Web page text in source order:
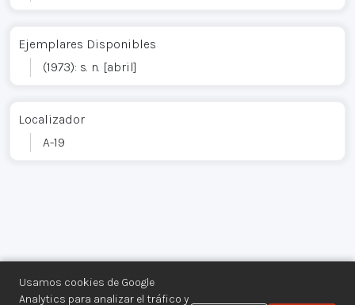
Usamos cookies de Google
Analytics para analizar el tráfico y
Ejemplares Disponibles
(1973): s. n. [abril]
Localizador
A-19